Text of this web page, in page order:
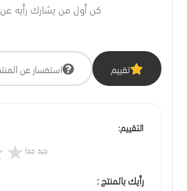
كن أول من يشارك رأيه عن
تقييم استفسار عن
التقييم:
★ جيد جدا
رأيك بالمنتج :